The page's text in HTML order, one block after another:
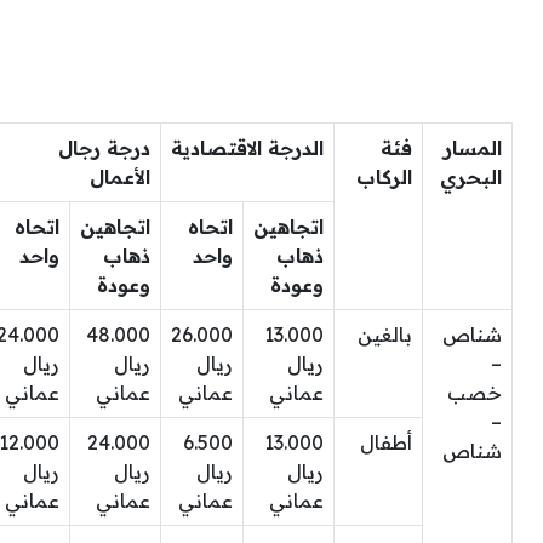
المسار
البحري
فئة
الركاب
الدرجة الاقتصادية
درجة رجال
الأعمال
اتجاهين
ذهاب
وعودة
اتحاه
واحد
اتجاهين
ذهاب
وعودة
اتحاه
واحد
شناص
–
خصب
–
شناص
بالغين
13.000
ريال
عماني
26.000
ريال
عماني
48.000
ريال
عماني
ريال
عماني
أطفال
13.000
ريال
عماني
6.500
ريال
عماني
24.000
ريال
عماني
12.000
ريال
عماني